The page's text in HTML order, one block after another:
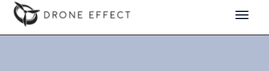
Toggle